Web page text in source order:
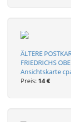
ÄLTERE
FRIEDRICHS
Ansichtskarte
Preis: 14 €